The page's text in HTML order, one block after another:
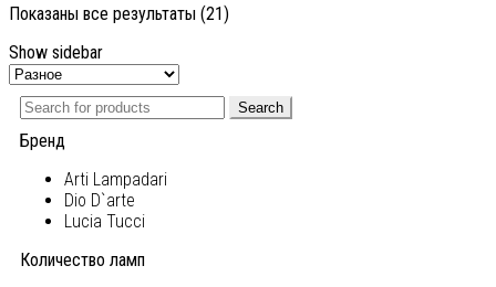
Показаны все результаты (21)
Show sidebar
Search
Бренд
Arti Lampadari
Dio D`arte
Lucia Tucci
Количество ламп